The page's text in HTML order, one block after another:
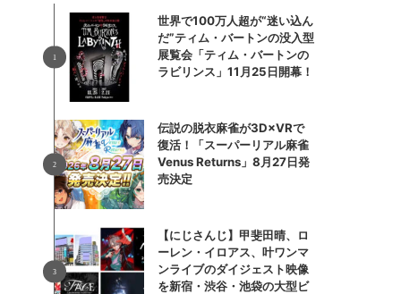
世界で100万人超が“迷い込ん
だ”ティム・バートンの没入型
展覧会「ティム・バートンの
ラビリンス」11月25日開幕！
伝説の脱衣麻雀が3D×VRで
復活！「スーパーリアル麻雀
Venus Returns」8月27日発
売決定
【にじさんじ】甲斐田晴、ロ
ーレン・イロアス、叶ワンマ
ンライブのダイジェスト映像
を新宿・渋谷・池袋の大型ビ